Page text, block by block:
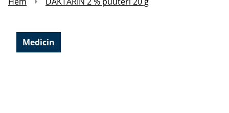
Medicin